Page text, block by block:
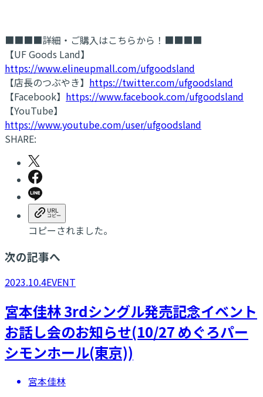
■■■■詳細・ご購入はこちらから！■■■■
【UF Goods Land】
https://www.elineupmall.com/ufgoodsland
【店長のつぶやき】 https://twitter.com/ufgoodsland
【Facebook】 https://www.facebook.com/ufgoodsland
【YouTube】
https://www.youtube.com/user/ufgoodsland
SHARE:
コピーされました。
次の記事へ
2023.10.4EVENT
​宮本佳林 3rdシングル発売記念イベント
お話し会のお知らせ(10/27 めぐろパー
シモンホール(東京))
宮本佳林